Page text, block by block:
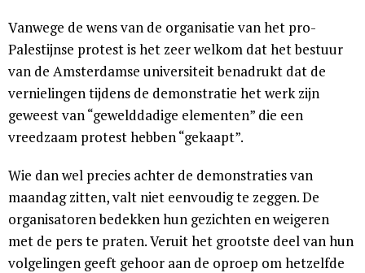
Vanwege de wens van de organisatie van het pro-
Palestijnse protest is het zeer welkom dat het bestuur
van de Amsterdamse universiteit benadrukt dat de
vernielingen tijdens de demonstratie het werk zijn
geweest van “gewelddadige elementen” die een
vreedzaam protest hebben “gekaapt”.
Wie dan wel precies achter de demonstraties van
maandag zitten, valt niet eenvoudig te zeggen. De
organisatoren bedekken hun gezichten en weigeren
met de pers te praten. Veruit het grootste deel van hun
volgelingen geeft gehoor aan de oproep om hetzelfde